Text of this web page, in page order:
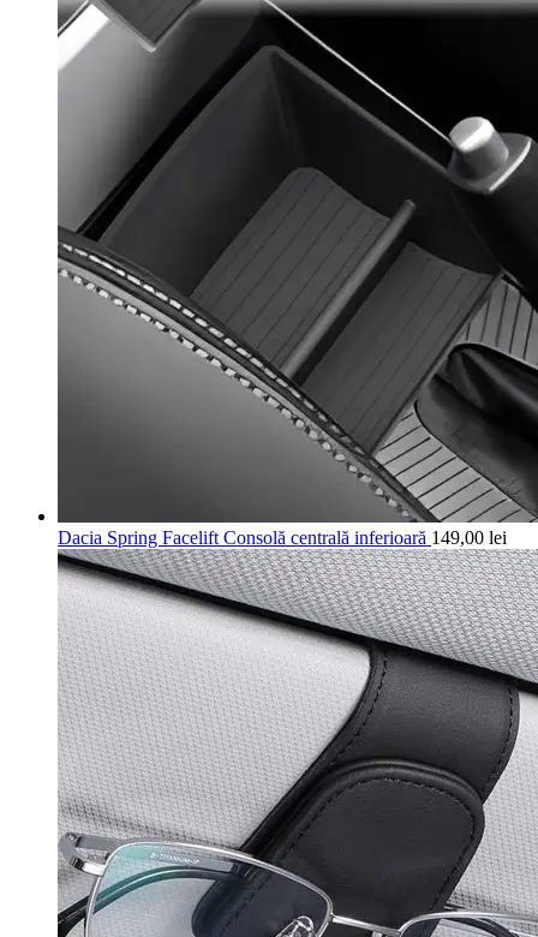
Dacia Spring Facelift Consolă centrală inferioară 149,00 lei